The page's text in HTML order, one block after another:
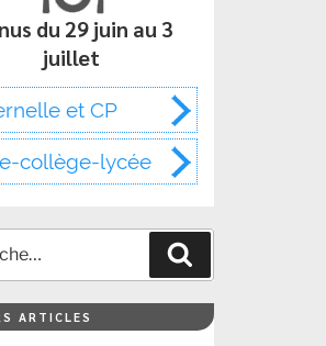
du 29 juin au 3
juillet
et CP
collège-lycée
ARTICLES